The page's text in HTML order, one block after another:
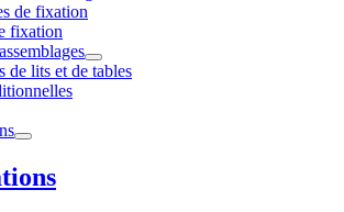
de fixation
fixation
de lits et de tables